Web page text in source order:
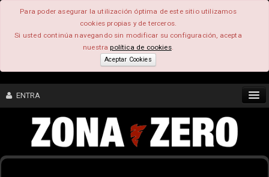
Para poder asegurar la utilización óptima de este sitio utilizamos
cookies propias y de terceros.
Si usted continúa navegando sin modificar su configuración, acepta
nuestrapolítica de cookies.
Aceptar Cookies
ENTRA
CONTENIDO